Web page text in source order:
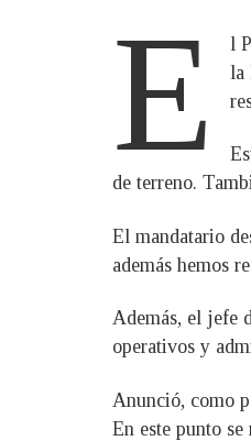
E
l
la
de terreno.
El mandatario
además hemos
Además, el jefe
operativos y
Anunció, como
En este punto